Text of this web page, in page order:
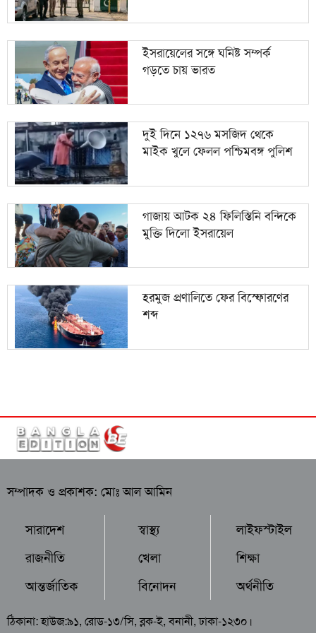
ইসরায়েলের সঙ্গে ঘনিষ্ট সম্পর্ক
গড়তে চায় ভারত
দুই দিনে ১২৭৬ মসজিদ থেকে
মাইক খুলে ফেলল পশ্চিমবঙ্গ পুলিশ
গাজায় আটক ২৪ ফিলিস্তিনি বন্দিকে
মুক্তি দিলো ইসরায়েল
হরমুজ প্রণালিতে ফের বিস্ফোরণের
শব্দ
সম্পাদক ও প্রকাশক: মোঃ আল আমিন
সারাদেশ
রাজনীতি
আন্তর্জাতিক
স্বাস্থ্য
খেলা
বিনোদন
লাইফস্টাইল
শিক্ষা
অর্থনীতি
ঠিকানা: হাউজ:৯১, রোড-১৩/সি, ব্লক-ই, বনানী, ঢাকা-১২৩০।